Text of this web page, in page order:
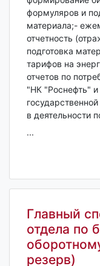
формуляров и
материала;-
отчетность
подготовка
тарифов на
отчетов по
"НК "Роснефть"
в деятельности
...
Главный
отдела по
резерв)